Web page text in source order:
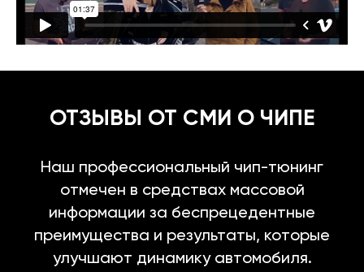
ОТЗЫВЫ ОТ СМИ О ЧИПЕ
Наш профессиональный чип-тюнинг
отмечен в средствах массовой
информации за беспрецедентные
преимущества и результаты, которые
улучшают динамику автомобиля.